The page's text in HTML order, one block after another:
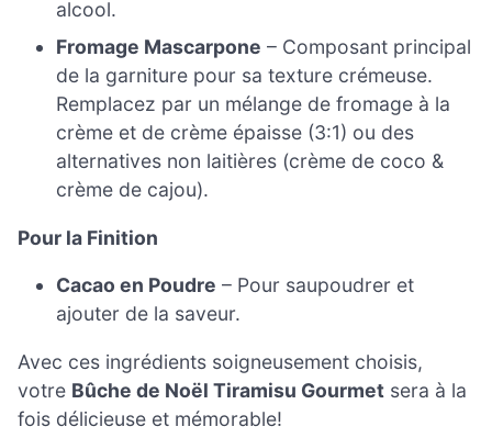
alcool.
Fromage Mascarpone – Composant principal
de la garniture pour sa texture crémeuse.
Remplacez par un mélange de fromage à la
crème et de crème épaisse (3:1) ou des
alternatives non laitières (crème de coco &
crème de cajou).
Pour la Finition
Cacao en Poudre – Pour saupoudrer et
ajouter de la saveur.
Avec ces ingrédients soigneusement choisis,
votre Bûche de Noël Tiramisu Gourmet sera à la
fois délicieuse et mémorable!